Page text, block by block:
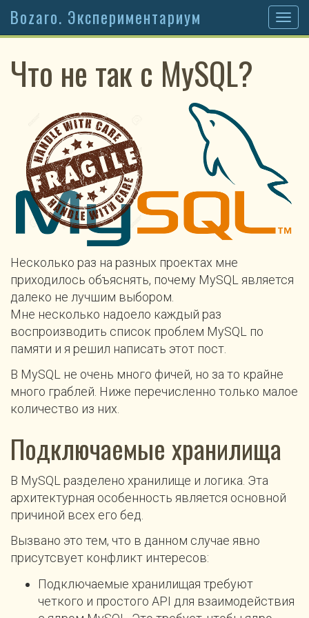
Bozaro. Экспериментариум
Что не так с MySQL?
Несколько раз на разных проектах мне
приходилось объяснять, почему MySQL является
далеко не лучшим выбором.
Мне несколько надоело каждый раз
воспроизводить список проблем MySQL по
памяти и я решил написать этот пост.
В MySQL не очень много фичей, но за то крайне
много граблей. Ниже перечисленно только малое
количество из них.
Подключаемые хранилища
В MySQL разделено хранилище и логика. Эта
архитектурная особенность является основной
причиной всех его бед.
Вызвано это тем, что в данном случае явно
присутсвует конфликт интересов:
Подключаемые хранилищая требуют
четкого и простого API для взаимодействия